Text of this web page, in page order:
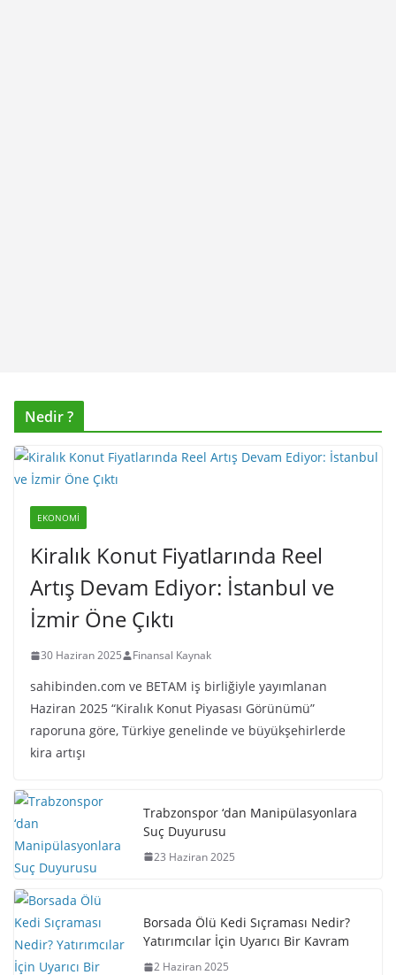
Nedir ?
EKONOMI
Kiralık Konut Fiyatlarında Reel
Artış Devam Ediyor: İstanbul ve
İzmir Öne Çıktı
30 Haziran 2025 Finansal Kaynak
sahibinden.com ve BETAM iş birliğiyle yayımlanan
Haziran 2025 “Kiralık Konut Piyasası Görünümü”
raporuna göre, Türkiye genelinde ve büyükşehirlerde
kira artışı
Trabzonspor ‘dan Manipülasyonlara
Suç Duyurusu
23 Haziran 2025
Borsada Ölü Kedi Sıçraması Nedir?
Yatırımcılar İçin Uyarıcı Bir Kavram
2 Haziran 2025